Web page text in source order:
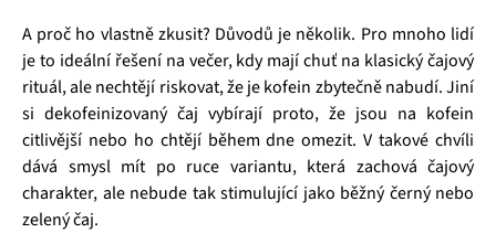
A proč ho vlastně zkusit? Důvodů je několik. Pro mnoho lidí
je to ideální řešení na večer, kdy mají chuť na klasický čajový
rituál, ale nechtějí riskovat, že je kofein zbytečně nabudí. Jiní
si dekofeinizovaný čaj vybírají proto, že jsou na kofein
citlivější nebo ho chtějí během dne omezit. V takové chvíli
dává smysl mít po ruce variantu, která zachová čajový
charakter, ale nebude tak stimulující jako běžný černý nebo
zelený čaj.